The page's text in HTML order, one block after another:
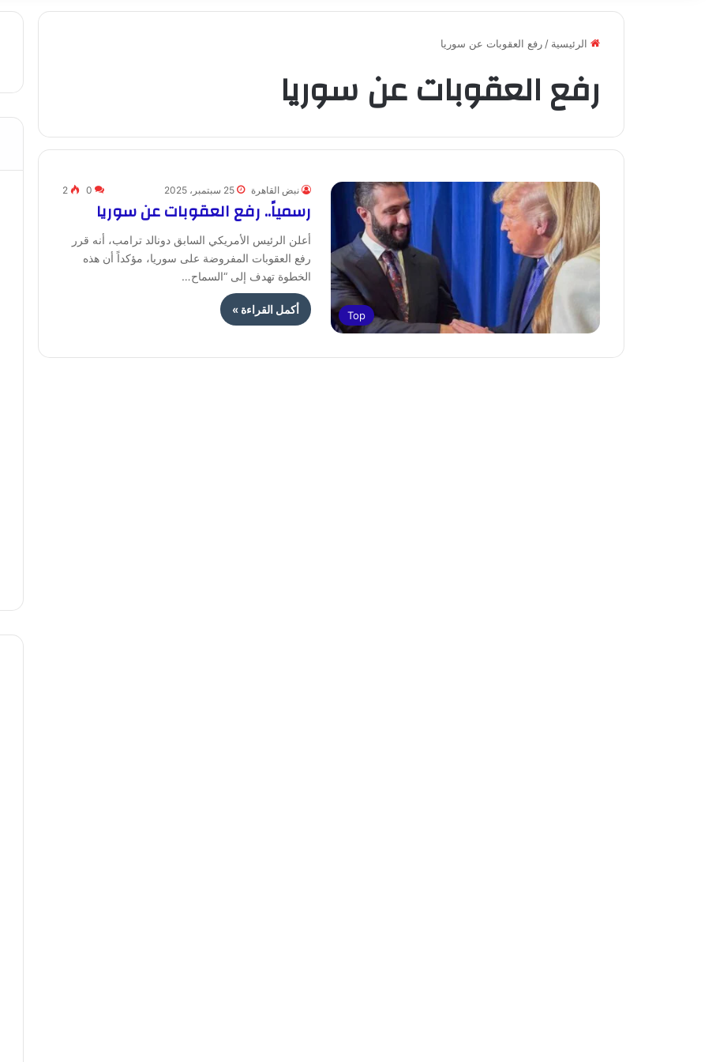
الرئيسية / رفع العقوبات عن سوريا
رفع العقوبات عن سوريا
Top
نبض القاهرة 25 سبتمبر، 2025 0
2
رسمياً.. رفع العقوبات عن سوريا
أعلن الرئيس الأمريكي السابق دونالد ترامب، أنه قرر
رفع العقوبات المفروضة على سوريا، مؤكداً أن هذه
الخطوة تهدف إلى “السماح…
أكمل القراءة »